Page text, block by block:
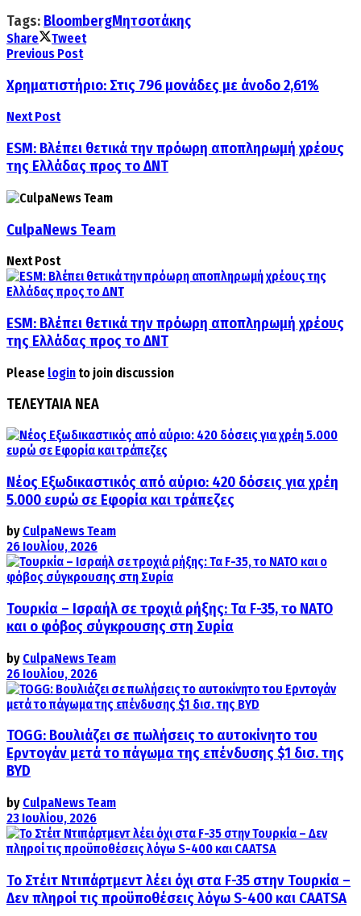
Tags: BloombergΜητσοτάκης
Share
Tweet
Previous Post
Χρηματιστήριο: Στις 796 μονάδες με άνοδο 2,61%
Next Post
ESM: Bλέπει θετικά την πρόωρη αποπληρωμή χρέους
της Ελλάδας προς το ΔΝΤ
CulpaNews Team
Next Post
ESM: Bλέπει θετικά την πρόωρη αποπληρωμή χρέους
της Ελλάδας προς το ΔΝΤ
Please login to join discussion
ΤΕΛΕΥΤΑΙΑ ΝΕΑ
Νέος Εξωδικαστικός από αύριο: 420 δόσεις για χρέη
5.000 ευρώ σε Εφορία και τράπεζες
by CulpaNews Team
26 Ιουλίου, 2026
Τουρκία – Ισραήλ σε τροχιά ρήξης: Τα F-35, το ΝΑΤΟ
και ο φόβος σύγκρουσης στη Συρία
by CulpaNews Team
26 Ιουλίου, 2026
TOGG: Βουλιάζει σε πωλήσεις το αυτοκίνητο του
Ερντογάν μετά το πάγωμα της επένδυσης $1 δισ. της
BYD
by CulpaNews Team
23 Ιουλίου, 2026
Το Στέιτ Ντιπάρτμεντ λέει όχι στα F-35 στην Τουρκία –
Δεν πληροί τις προϋποθέσεις λόγω S-400 και CAATSA